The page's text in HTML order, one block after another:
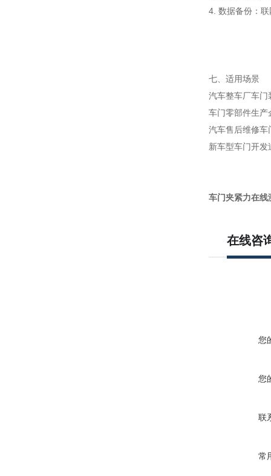
4. 数据备份：
七、适用场景
汽车整车厂车门
车门零部件生产
汽车售后维修车
新车型车门开
车门夹紧力在
在线咨
您
您
联
常